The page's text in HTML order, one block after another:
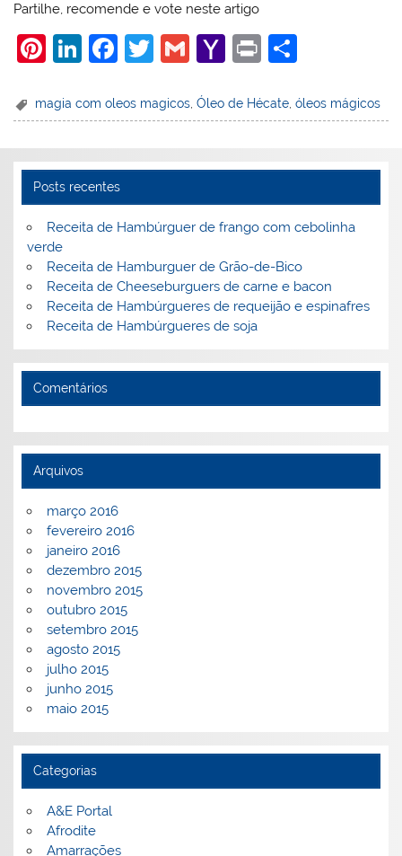
Partilhe, recomende e vote neste artigo
Pi
er
st
Li
k
dI
n
F
c
b
o
o
T
itt
G
ai
Y
h
o
ai
Pr
t
ar
magia com oleos magicos ,Óleo de Hécate ,óleos mágicos
Posts recentes
Receita de Hambúrguer de frango com cebolinha
verde
Receita de Hamburguer de Grão-de-Bico
Receita de Cheeseburguers de carne e bacon
Receita de Hambúrgueres de requeijão e espinafres
Receita de Hambúrgueres de soja
Comentários
Arquivos
março 2016
fevereiro 2016
janeiro 2016
dezembro 2015
novembro 2015
outubro 2015
setembro 2015
agosto 2015
julho 2015
junho 2015
maio 2015
Categorias
A&E Portal
Afrodite
Amarrações